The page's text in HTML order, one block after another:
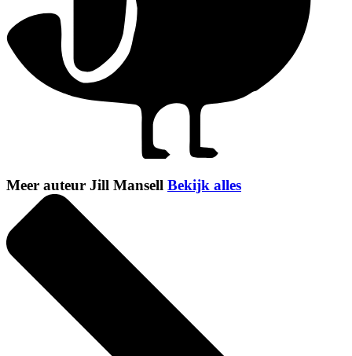
Meer auteur Jill Mansell Bekijk alles